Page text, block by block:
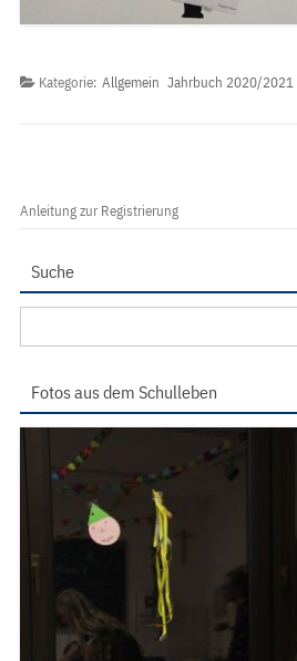
Kategorie: Allgemein Jahrbuch 2020/2021
Anleitung zur Registrierung
Suche
nach:
Fotos aus dem Schulleben